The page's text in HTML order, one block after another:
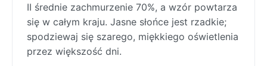
II średnie zachmurzenie 70%, a wzór powtarza
się w całym kraju. Jasne słońce jest rzadkie;
spodziewaj się szarego, miękkiego oświetlenia
przez większość dni.